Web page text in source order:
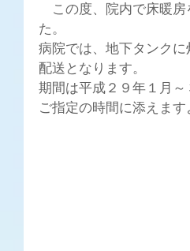
この度、院内で床暖房
た。
病院では、地下タンク
配送となります。
期間は平成２９年１月～
ご指定の時間に添えま